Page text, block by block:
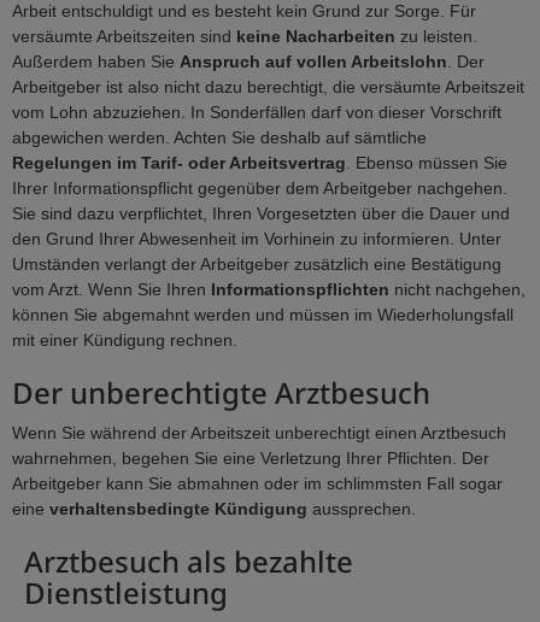
Arbeit entschuldigt und es besteht kein Grund zur Sorge. Für
versäumte Arbeitszeiten sind keine Nacharbeiten zu leisten.
Außerdem haben Sie Anspruch auf vollen Arbeitslohn . Der
Arbeitgeber ist also nicht dazu berechtigt, die versäumte Arbeitszeit
vom Lohn abzuziehen. In Sonderfällen darf von dieser Vorschrift
abgewichen werden. Achten Sie deshalb auf sämtliche
Regelungen im Tarif- oder Arbeitsvertrag . Ebenso müssen Sie
Ihrer Informationspflicht gegenüber dem Arbeitgeber nachgehen.
Sie sind dazu verpflichtet, Ihren Vorgesetzten über die Dauer und
den Grund Ihrer Abwesenheit im Vorhinein zu informieren. Unter
Umständen verlangt der Arbeitgeber zusätzlich eine Bestätigung
vom Arzt. Wenn Sie Ihren Informationspflichten nicht nachgehen,
können Sie abgemahnt werden und müssen im Wiederholungsfall
mit einer Kündigung rechnen.
Der unberechtigte Arztbesuch
Wenn Sie während der Arbeitszeit unberechtigt einen Arztbesuch
wahrnehmen, begehen Sie eine Verletzung Ihrer Pflichten. Der
Arbeitgeber kann Sie abmahnen oder im schlimmsten Fall sogar
eine verhaltensbedingte Kündigung aussprechen.
Arztbesuch als bezahlte
Dienstleistung